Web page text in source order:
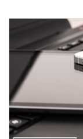
odabira u
velike